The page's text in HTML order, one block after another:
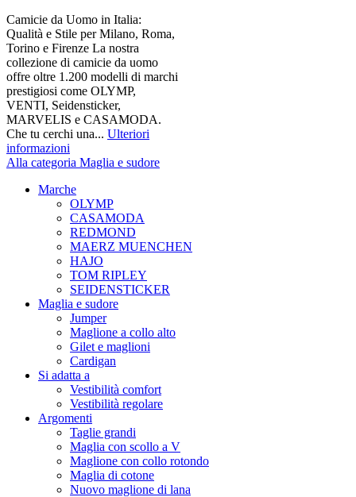
Camicie da Uomo in Italia:
Qualità e Stile per Milano, Roma,
Torino e Firenze La nostra
collezione di camicie da uomo
offre oltre 1.200 modelli di marchi
prestigiosi come OLYMP,
VENTI, Seidensticker,
MARVELIS e CASAMODA.
Che tu cerchi una... Ulteriori
informazioni
Alla categoria Maglia e sudore
Marche
OLYMP
CASAMODA
REDMOND
MAERZ MUENCHEN
HAJO
TOM RIPLEY
SEIDENSTICKER
Maglia e sudore
Jumper
Maglione a collo alto
Gilet e maglioni
Cardigan
Si adatta a
Vestibilità comfort
Vestibilità regolare
Argomenti
Taglie grandi
Maglia con scollo a V
Maglione con collo rotondo
Maglia di cotone
Nuovo maglione di lana